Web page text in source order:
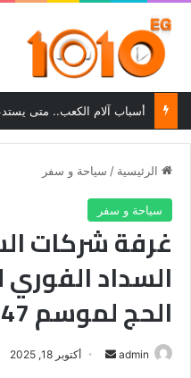
أسباب آلام الكعب.. متى
الرئيسية / سياحة و سفر
سياحة و سفر
غرفة شركات
السداد
الحج لموسم 1447هـ / 2026م
admin
أرسل أكتوبر 18, 2025